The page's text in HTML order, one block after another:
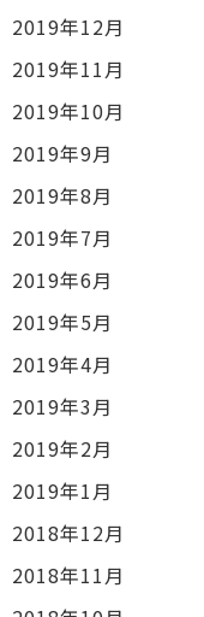
2019年12月
2019年11月
2019年10月
2019年9月
2019年8月
2019年7月
2019年6月
2019年5月
2019年4月
2019年3月
2019年2月
2019年1月
2018年12月
2018年11月